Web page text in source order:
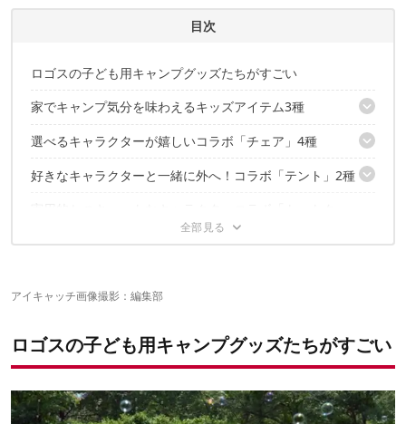
目次
ロゴスの子ども用キャンプグッズたちがすごい
家でキャンプ気分を味わえるキッズアイテム3種
家で安全にキャンプ体験！ロゴス「キャンプごっこクラフトデス
家でもアウトドア気分を味わえる。ロゴス「SNOOPY KIDS
スヌーピーの世界観を再現！ロゴス「SNOOPY HOUSE TENT」
選べるキャラクターが嬉しいコラボ「チェア」4種
便利なカップホルダー付き ロゴス「SNOOPY スマートスツー
2017年のニューアイテム！ロゴス「ディズニータイニーチェア・
2017年ニューモデル！ロゴス「はらぺこあおむし タイニーチェ
好きなキャラクターと一緒に外へ！コラボ「テント」2種
シンプルな中にキュートなミッキーが！ ロゴス「ミッキーマウス
海に行くのもミッキーと一緒！ロゴス「ミッキーマウス ビーチク
ーリングバッグ」
スイッチを入れればそこは夢の世界！ロゴス「シャボンダマシー
アウトドアのお供にどこまでも ロゴス「ファミリーフェスセッ
ト」
ーカーシュラフ」
ロゴスの子ども用キャンプグッズはすごかった！
アイキャッチ画像撮影：編集部
ロゴスの子ども用キャンプグッズたちがすごい